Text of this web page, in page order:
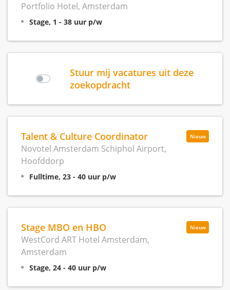
Portfolio Hotel, Amsterdam
Stage, 1 - 38 uur p/w
Stuur mij vacatures uit deze
zoekopdracht
Nieuw
Talent & Culture Coordinator
Novotel Amsterdam Schiphol Airport,
Hoofddorp
Fulltime, 23 - 40 uur p/w
Nieuw
Stage MBO en HBO
WestCord ART Hotel Amsterdam,
Amsterdam
Stage, 24 - 40 uur p/w